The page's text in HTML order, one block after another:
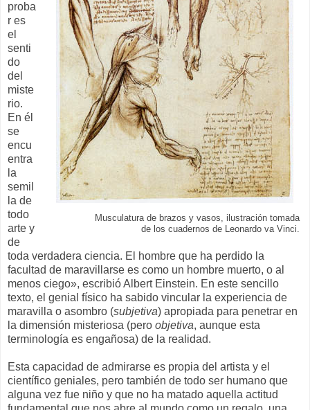
Musculatura de brazos y vasos, ilustración tomada
de los cuadernos de Leonardo va Vinci.
proba
r es
el
senti
do
del
miste
rio.
En él
se
encu
entra
la
semil
la de
todo
arte y
de
toda verdadera ciencia. El hombre que ha perdido la
facultad de maravillarse es como un hombre muerto, o al
menos ciego», escribió Albert Einstein. En este sencillo
texto, el genial físico ha sabido vincular la experiencia de
maravilla o asombro (subjetiva) apropiada para penetrar en
la dimensión misteriosa (pero objetiva, aunque esta
terminología es engañosa) de la realidad.
Esta capacidad de admirarse es propia del artista y el
científico geniales, pero también de todo ser humano que
alguna vez fue niño y que no ha matado aquella actitud